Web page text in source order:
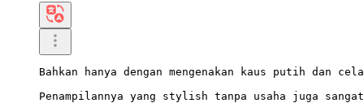
Bahkan hanya dengan mengenakan kaus putih dan
Penampilannya yang stylish tanpa usaha juga